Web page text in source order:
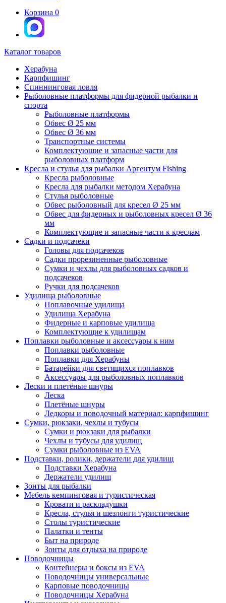
Корзина 0
Каталог товаров
Херабуна
Карпфишинг
Спиннинговая ловля
Рыболовные платформы для фидерной рыбалки и
спорта
Рыболовные платформы
Обвес Ø 25 мм
Обвес Ø 36 мм
Транспортные системы
Комплектующие и запасные части для
рыболовных платформ
Кресла и стулья для рыбалки Аргентум Fishing
Кресла рыболовные
Кресла для рыбалки методом Херабуна
Стулья рыболовные
Обвес рыболовный для кресел Ø 25 мм
Обвес для фидерных и рыболовных кресел Ø 36
мм
Комплектующие и запасные части к креслам
Садки и подсачеки
Головы для подсачеков
Садки прорезиненные рыболовные
Сумки и чехлы для рыболовных садков и
подсачеков
Ручки для подсачеков
Удилища рыболовные
Поплавочные удилища
Удилища Херабуна
Фидерные и карповые удилища
Комплектующие к удилищам
Поплавки рыболовные и аксессуары к ним
Поплавки рыболовные
Поплавки для Херабуны
Батарейки для светящихся поплавков
Аксессуары для рыболовных поплавков
Лески и плетёные шнуры
Леска
Плетёные шнуры
Ледкоры и поводочный материал: карпфишинг
Сумки, рюкзаки, чехлы и тубусы
Сумки и рюкзаки для рыбалки
Чехлы и тубусы для удилищ
Сумки рыболовные из EVA
Подставки, ролики, держатели для удилищ
Подставки Херабуна
Держатели удилищ
Зонты для рыбалки
Мебель кемпинговая и туристическая
Кровати и раскладушки
Кресла, стулья и шезлонги туристические
Столы туристические
Палатки и тенты
Быт на природе
Зонты для отдыха на природе
Поводочницы
Контейнеры и боксы из EVA
Поводочницы универсальные
Карповые поводочницы
Поводочницы Херабуна